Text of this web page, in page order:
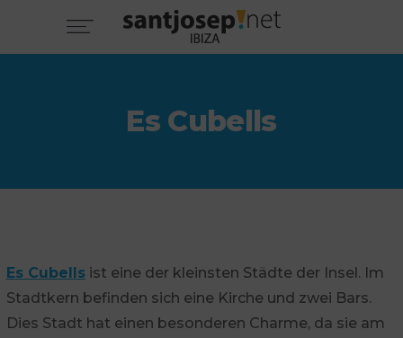
Es Cubells
Es Cubellsist eine der kleinsten Städte der Insel. Im
Stadtkern befinden sich eine Kirche und zwei Bars.
Dies Stadt hat einen besonderen Charme, da sie am